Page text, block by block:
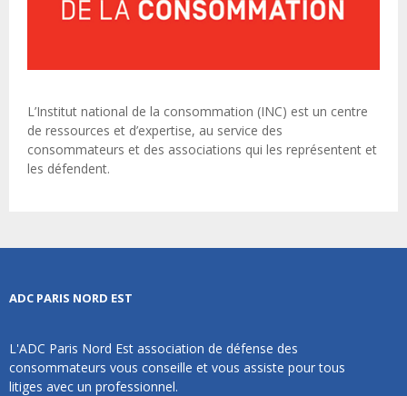
L’Institut national de la consommation (INC) est un centre
de ressources et d’expertise, au service des
consommateurs et des associations qui les représentent et
les défendent.
ADC PARIS NORD EST
L'ADC Paris Nord Est association de défense des
consommateurs vous conseille et vous assiste pour tous
litiges avec un professionnel.